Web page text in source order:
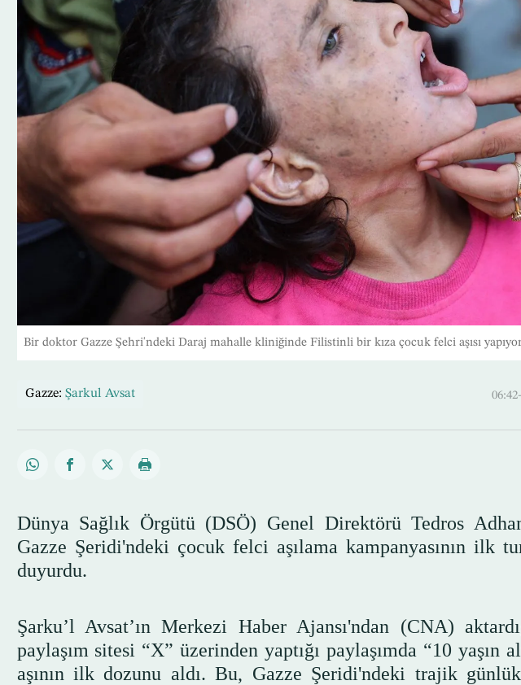
Bir doktor Gazze Şehri'ndeki Daraj mahalle kliniğinde Filistinli bir kıza çocuk felci aşısı
Gazze: Şarkul Avsat
Dünya Sağlık Örgütü (DSÖ) Genel Direktörü Tedros
Gazze Şeridi'ndeki çocuk felci aşılama kampanyasının ilk
duyurdu.
Şarku’l Avsat’ın Merkezi Haber Ajansı'ndan (CNA)
paylaşım sitesi “X” üzerinden yaptığı paylaşımda “10 yaşın
aşının ilk dozunu aldı. Bu, Gazze Şeridi'ndeki trajik